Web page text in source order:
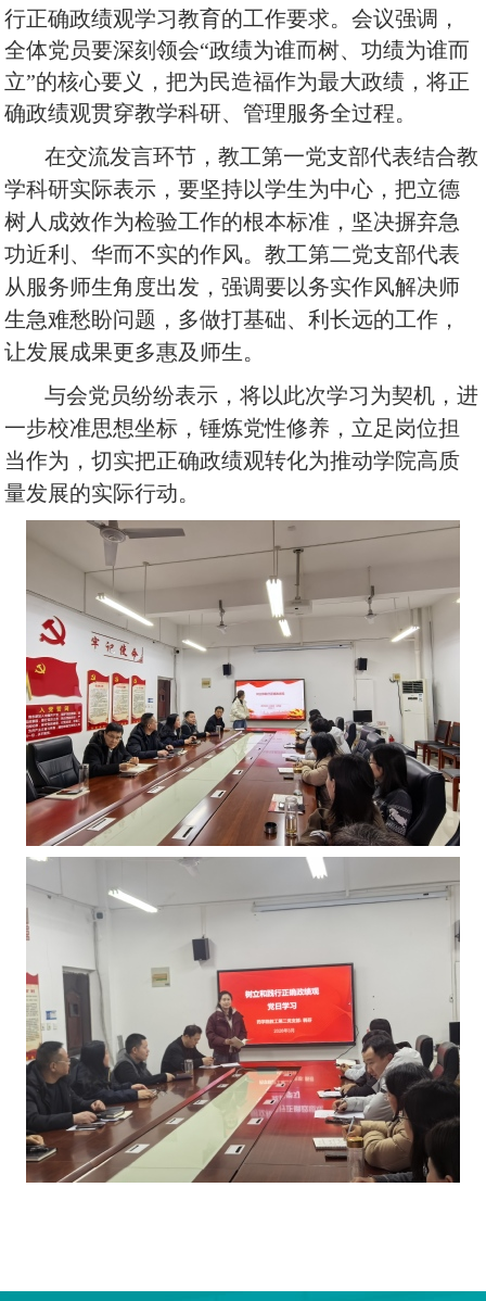
行正确政绩观学习教育的工作要求。会议强调，
全体党员要深刻领会“政绩为谁而树、功绩为谁而
立”的核心要义，把为民造福作为最大政绩，将正
确政绩观贯穿教学科研、管理服务全过程。
在交流发言环节，教工第一党支部代表结合教
学科研实际表示，要坚持以学生为中心，把立德
树人成效作为检验工作的根本标准，坚决摒弃急
功近利、华而不实的作风。教工第二党支部代表
从服务师生角度出发，强调要以务实作风解决师
生急难愁盼问题，多做打基础、利长远的工作，
让发展成果更多惠及师生。
与会党员纷纷表示，将以此次学习为契机，进
一步校准思想坐标，锤炼党性修养，立足岗位担
当作为，切实把正确政绩观转化为推动学院高质
量发展的实际行动。